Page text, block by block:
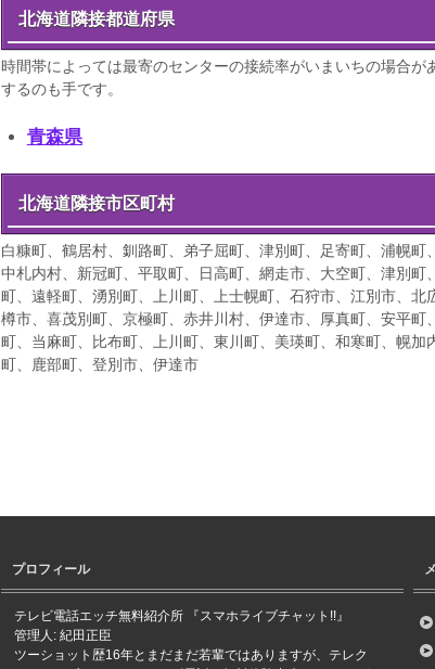
北海道隣接都道府県
時間帯によっては最寄のセンターの接続率がいまいちの場合が
するのも手です。
青森県
北海道隣接市区町村
白糠町、鶴居村、釧路町、弟子屈町、津別町、足寄町、浦幌町
中札内村、新冠町、平取町、日高町、網走市、大空町、津別町
町、遠軽町、湧別町、上川町、上士幌町、石狩市、江別市、
樽市、喜茂別町、京極町、赤井川村、伊達市、厚真町、安平町
町、当麻町、比布町、上川町、東川町、美瑛町、和寒町、幌加
町、鹿部町、登別市、伊達市
プロフィール
テレビ電話エッチ無料紹介所 『スマホライブチャット!!』
管理人: 紀田正臣
ツーショット歴16年とまだまだ若輩ではありますが、テレク